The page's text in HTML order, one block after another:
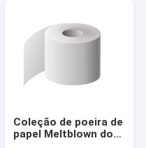
máquina
Coleção de poeira de
papel Meltblown do